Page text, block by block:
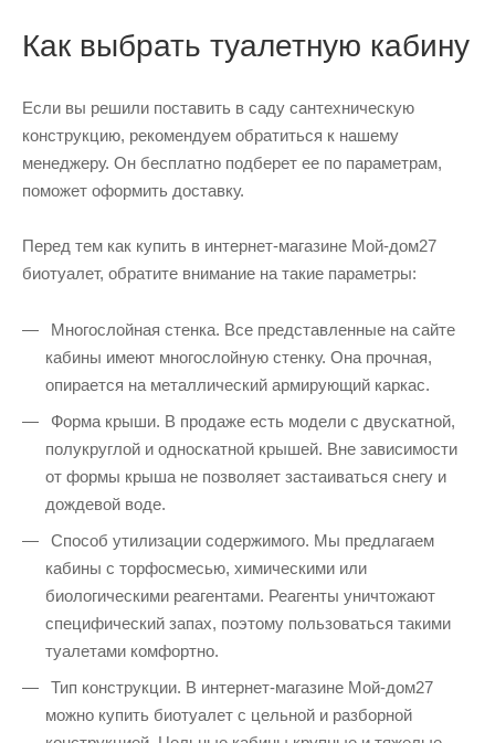
Как выбрать туалетную кабину
Если вы решили поставить в саду сантехническую
конструкцию, рекомендуем обратиться к нашему
менеджеру. Он бесплатно подберет ее по параметрам,
поможет оформить доставку.
Перед тем как купить в интернет-магазине Мой-дом27
биотуалет, обратите внимание на такие параметры:
Многослойная стенка. Все представленные на сайте
кабины имеют многослойную стенку. Она прочная,
опирается на металлический армирующий каркас.
Форма крыши. В продаже есть модели с двускатной,
полукруглой и односкатной крышей. Вне зависимости
от формы крыша не позволяет застаиваться снегу и
дождевой воде.
Способ утилизации содержимого. Мы предлагаем
кабины с торфосмесью, химическими или
биологическими реагентами. Реагенты уничтожают
специфический запах, поэтому пользоваться такими
туалетами комфортно.
Тип конструкции. В интернет-магазине Мой-дом27
можно купить биотуалет с цельной и разборной